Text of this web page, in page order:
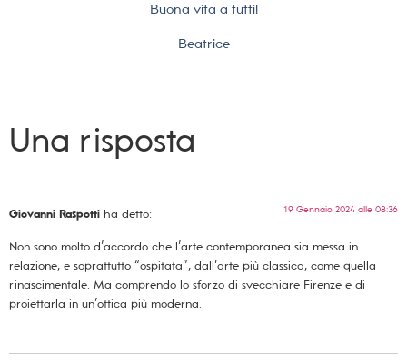
Buona vita a tutti!
Beatrice
Una risposta
Giovanni Raspotti ha detto: 19 Gennaio 2024 alle 08:36
Non sono molto d’accordo che l’arte contemporanea sia messa in
relazione, e soprattutto “ospitata”, dall’arte più classica, come quella
rinascimentale. Ma comprendo lo sforzo di svecchiare Firenze e di
proiettarla in un’ottica più moderna.